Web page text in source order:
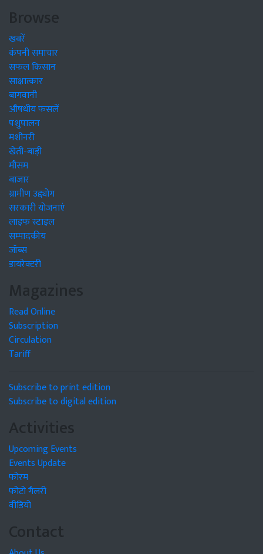
Browse
खबरें
कंपनी समाचार
सफल किसान
साक्षात्कार
बागवानी
औषधीय फसलें
पशुपालन
मशीनरी
खेती-बाड़ी
मौसम
बाजार
ग्रामीण उद्द्योग
सरकारी योजनाएं
लाइफ स्टाइल
सम्पादकीय
जॉब्स
डायरेक्टरी
Magazines
Read Online
Subscription
Circulation
Tariff
Subscribe to print edition
Subscribe to digital edition
Activities
Upcoming Events
Events Update
फोरम
फोटो गैलरी
वीडियो
Contact